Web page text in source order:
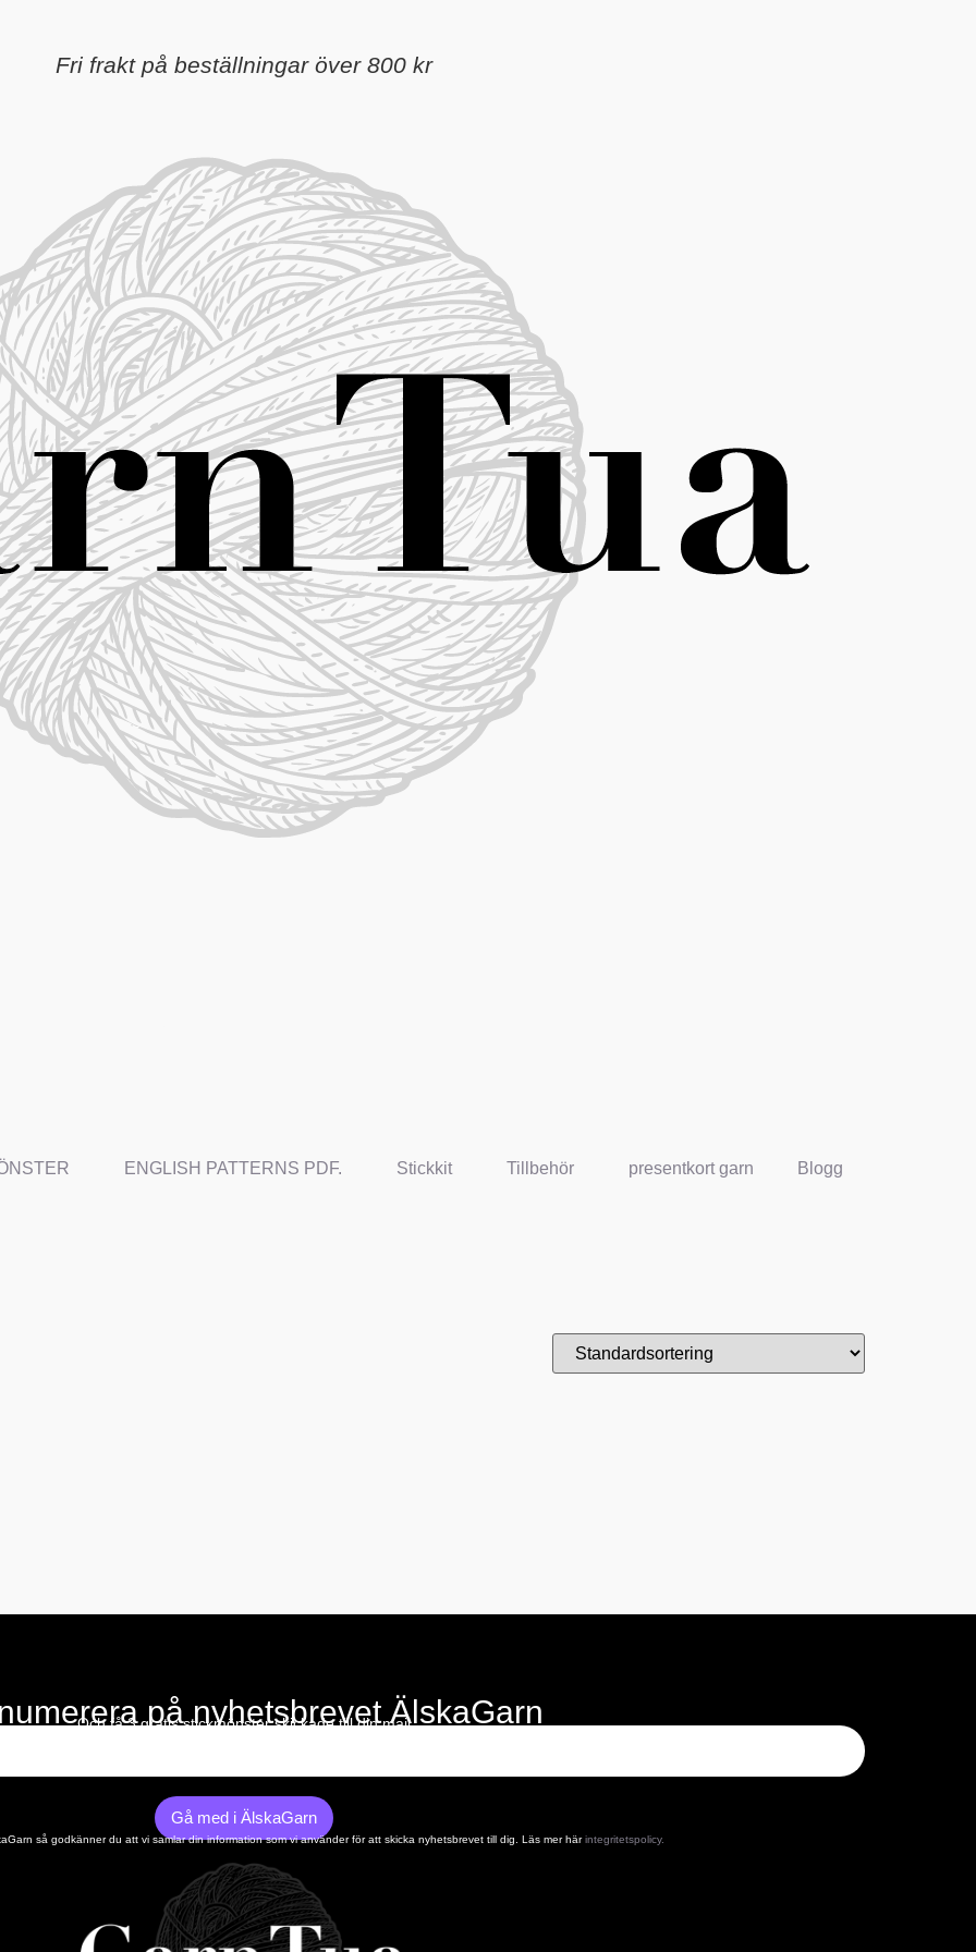
Fri frakt på beställningar över 800 kr
ENGLISH PATTERNS PDF. Stickkit Tillbehör presentkort garn Blogg
på nyhetsbrevet ÄlskaGarn
Och få 3 gratis stickmönster skickade till din mail
Gå med i ÄlskaGarn
så godkänner du att vi samlar din information som vi använder för att skicka nyhetsbrevet till dig. Läs mer härintegritetspolicy.